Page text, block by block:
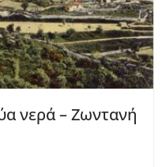
νερά – Ζωντανή